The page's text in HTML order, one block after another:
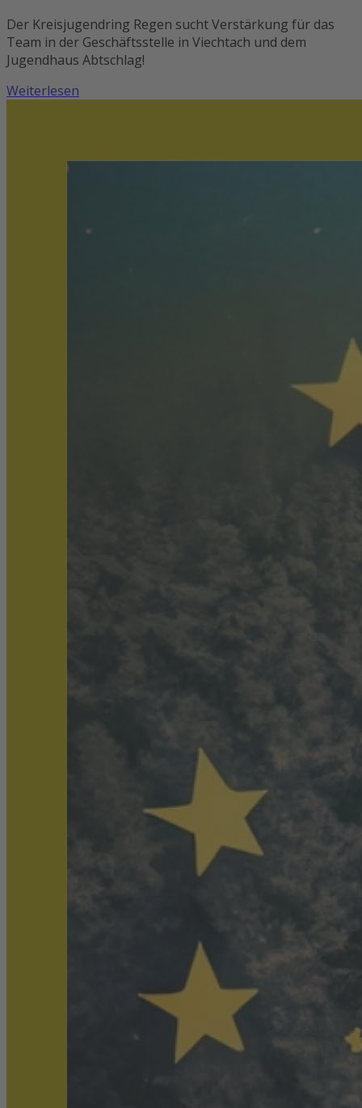
Der Kreisjugendring Regen sucht Verstärkung für das
Team in der Geschäftsstelle in Viechtach und dem
Jugendhaus Abtschlag!
Weiterlesen